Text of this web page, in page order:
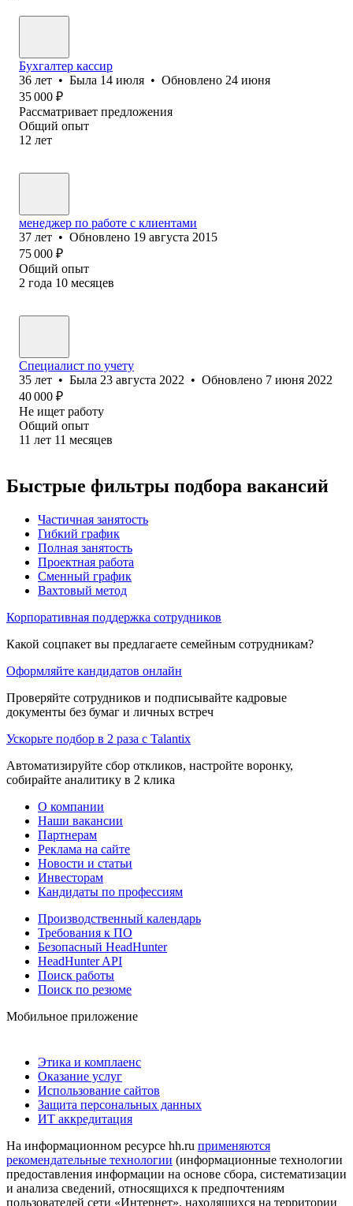
Бухгалтер кассир
36 лет • Была 14 июля • Обновлено 24 июня
35 000 ₽
Рассматривает предложения
Общий опыт
12 лет
менеджер по работе с клиентами
37 лет • Обновлено 19 августа 2015
75 000 ₽
Общий опыт
2 года 10 месяцев
Специалист по учету
35 лет • Была 23 августа 2022 • Обновлено 7 июня 2022
40 000 ₽
Не ищет работу
Общий опыт
11 лет 11 месяцев
Быстрые фильтры подбора вакансий
Частичная занятость
Гибкий график
Полная занятость
Проектная работа
Сменный график
Вахтовый метод
Корпоративная поддержка сотрудников
Какой соцпакет вы предлагаете семейным сотрудникам?
Оформляйте кандидатов онлайн
Проверяйте сотрудников и подписывайте кадровые
документы без бумаг и личных встреч
Ускорьте подбор в 2 раза с Talantix
Автоматизируйте сбор откликов, настройте воронку,
собирайте аналитику в 2 клика
О компании
Наши вакансии
Партнерам
Реклама на сайте
Новости и статьи
Инвесторам
Кандидаты по профессиям
Производственный календарь
Требования к ПО
Безопасный HeadHunter
HeadHunter API
Поиск работы
Поиск по резюме
Мобильное приложение
Этика и комплаенс
Оказание услуг
Использование сайтов
Защита персональных данных
ИТ аккредитация
На информационном ресурсе hh.ru применяются
рекомендательные технологии (информационные технологии
предоставления информации на основе сбора, систематизации
и анализа сведений, относящихся к предпочтениям
пользователей сети «Интернет», находящихся на территории